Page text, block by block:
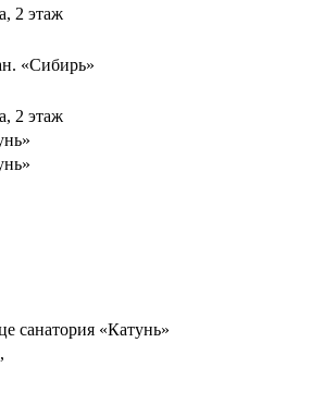
2 этаж
«Сибирь»
2 этаж
санатория «Катунь»